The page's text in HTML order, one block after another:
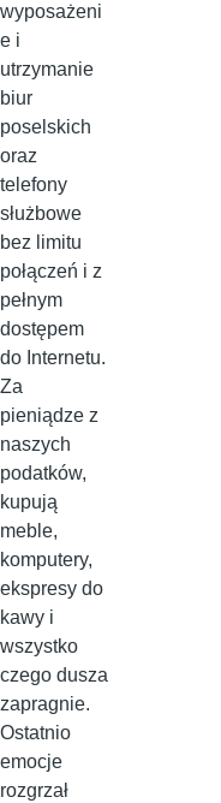
wyposażeni
e i
utrzymanie
biur
poselskich
oraz
telefony
służbowe
bez limitu
połączeń i z
pełnym
dostępem
do Internetu.
Za
pieniądze z
naszych
podatków,
kupują
meble,
komputery,
ekspresy do
kawy i
wszystko
czego dusza
zapragnie.
Ostatnio
emocje
rozgrzał